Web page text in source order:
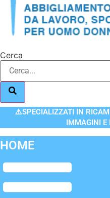
Cerca
⚠️SPECIALIZZATI IN
IMMAGINI
HOME
Flyout
Menu